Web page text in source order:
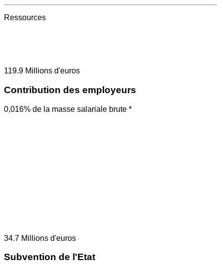
Ressources
119.9 Millions d'euros
Contribution des employeurs
0,016% de la masse salariale brute *
34.7 Millions d'euros
Subvention de l'Etat